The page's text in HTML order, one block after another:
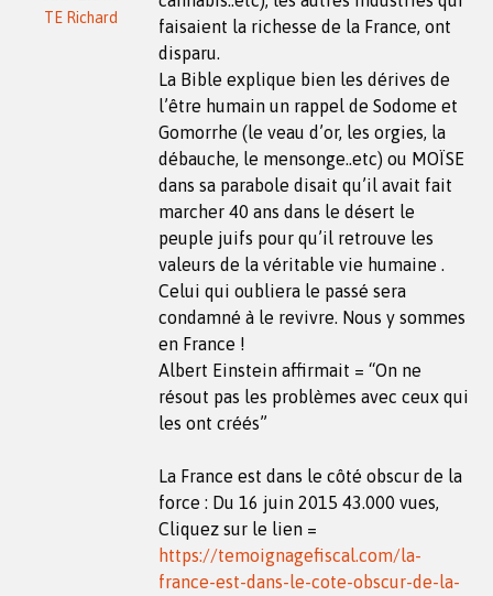
TE Richard
faisaient la richesse de la France, ont
disparu.
La Bible explique bien les dérives de
l’être humain un rappel de Sodome et
Gomorrhe (le veau d’or, les orgies, la
débauche, le mensonge..etc) ou MOÏSE
dans sa parabole disait qu’il avait fait
marcher 40 ans dans le désert le
peuple juifs pour qu’il retrouve les
valeurs de la véritable vie humaine .
Celui qui oubliera le passé sera
condamné à le revivre. Nous y sommes
en France !
Albert Einstein affirmait = “On ne
résout pas les problèmes avec ceux qui
les ont créés”
La France est dans le côté obscur de la
force : Du 16 juin 2015 43.000 vues,
Cliquez sur le lien =
https://temoignagefiscal.com/la-
france-est-dans-le-cote-obscur-de-la-